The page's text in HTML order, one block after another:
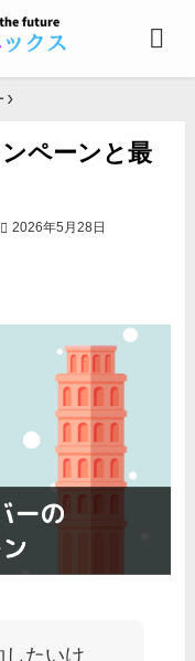
ペーンと最
2026年5月28日
たいけ